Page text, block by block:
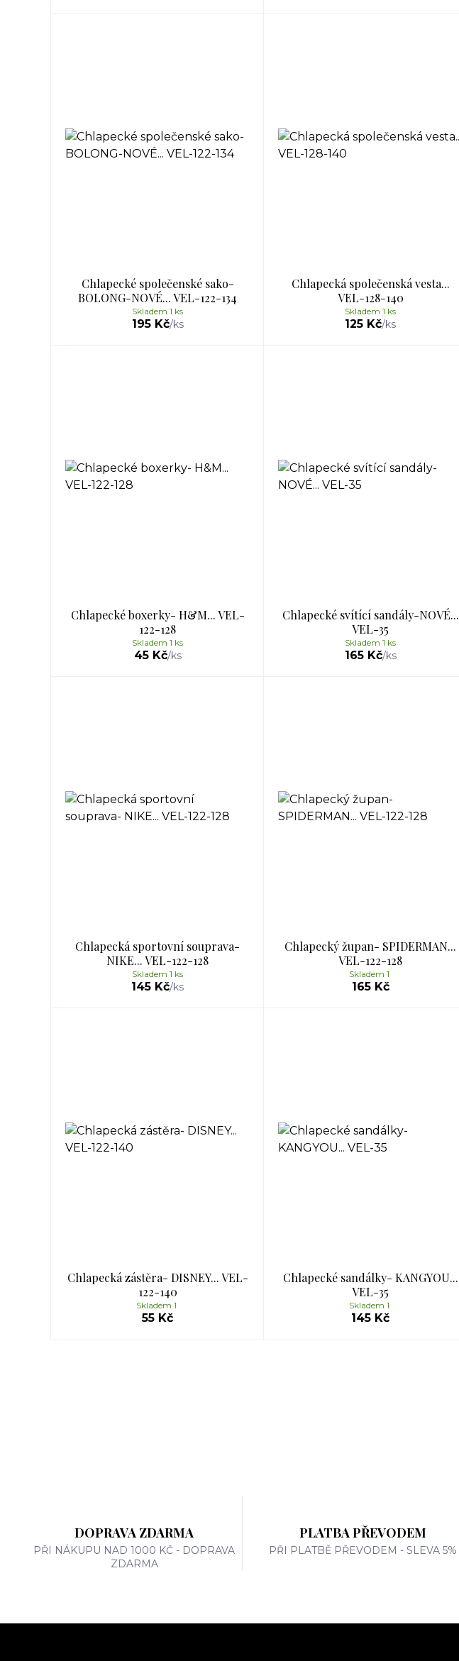
Chlapecké společenské sako-
BOLONG-NOVÉ... VEL-122-134
195 Kč/ks
Skladem 1 ks
Chlapecká společenská vesta...
VEL-128-140
125 Kč/ks
Skladem 1 ks
Chlapecké boxerky- H&M... VEL-
122-128
45 Kč/ks
Skladem 1 ks
Chlapecké svítící sandály-NOVÉ...
VEL-35
165 Kč/ks
Skladem 1 ks
Chlapecká sportovní souprava-
NIKE... VEL-122-128
145 Kč/ks
Skladem 1 ks
Chlapecký župan- SPIDERMAN...
VEL-122-128
165 Kč
Skladem 1
Chlapecká zástěra- DISNEY... VEL-
122-140
55 Kč
Skladem 1
Chlapecké sandálky- KANGYOU...
VEL-35
145 Kč
Skladem 1
DOPRAVA ZDARMA
PŘI NÁKUPU NAD 1000 KČ - DOPRAVA
ZDARMA
PLATBA PŘEVODEM
PŘI PLATBĚ PŘEVODEM - SLEVA 5%